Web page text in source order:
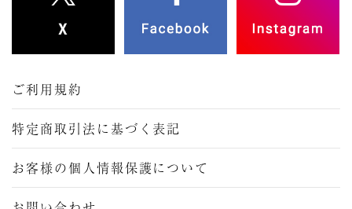
ご利用規約
特定商取引法に基づく表記
お客様の個人情報保護について